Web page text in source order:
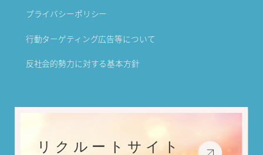
プライバシーポリシー
行動ターゲティング広告等について
反社会的勢力に対する基本方針